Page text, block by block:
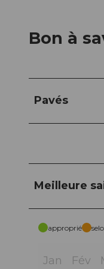
Bon à
Pavés
Meilleure
approprié
Jan Fév